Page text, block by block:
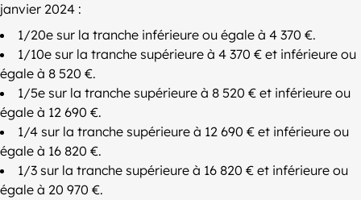
janvier 2024 :
1/20e sur la tranche inférieure ou égale à 4 370 €.
1/10e sur la tranche supérieure à 4 370 € et inférieure ou
égale à 8 520 €.
1/5e sur la tranche supérieure à 8 520 € et inférieure ou
égale à 12 690 €.
1/4 sur la tranche supérieure à 12 690 € et inférieure ou
égale à 16 820 €.
1/3 sur la tranche supérieure à 16 820 € et inférieure ou
égale à 20 970 €.